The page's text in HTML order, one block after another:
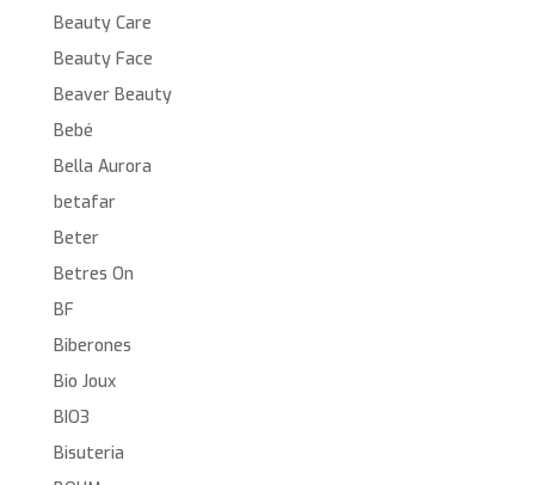
Beauty Care
Beauty Face
Beaver Beauty
Bebé
Bella Aurora
betafar
Beter
Betres On
BF
Biberones
Bio Joux
BIO3
Bisuteria